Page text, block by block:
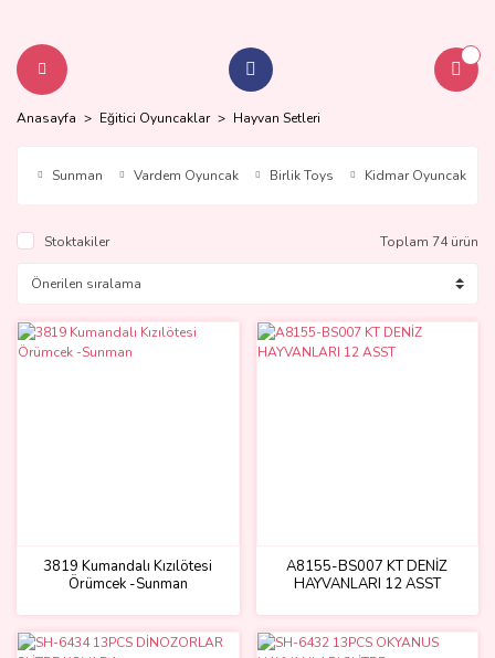
Anasayfa Eğitici Oyuncaklar Hayvan Setleri
Sunman Vardem Oyuncak Birlik Toys Kidmar Oyuncak
Stoktakiler Toplam 74 ürün
3819 Kumandalı Kızılötesi
Örümcek -Sunman
A8155-BS007 KT DENİZ
HAYVANLARI 12 ASST